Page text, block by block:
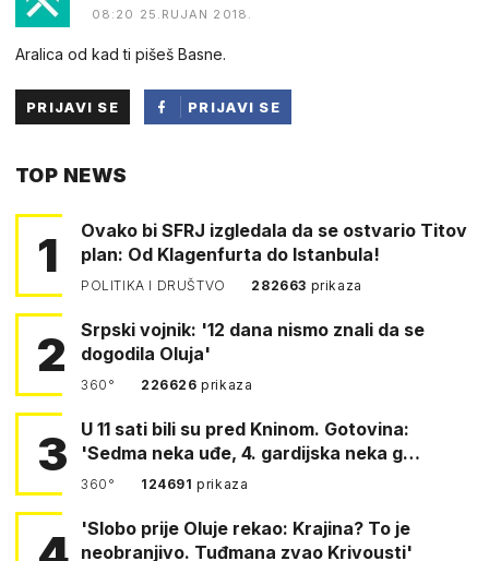
08:20 25.RUJAN 2018.
Aralica od kad ti pišeš Basne.
PRIJAVI SE
PRIJAVI SE
TOP NEWS
1
Ovako bi SFRJ izgledala da se ostvario Titov
plan: Od Klagenfurta do Istanbula!
POLITIKA I DRUŠTVO 282663 prikaza
2
Srpski vojnik: '12 dana nismo znali da se
dogodila Oluja'
360° 226626prikaza
3
U 11 sati bili su pred Kninom. Gotovina:
'Sedma neka uđe, 4. gardijska neka g…
360° 124691prikaza
'Slobo prije Oluje rekao: Krajina? To je
neobranjivo. Tuđmana zvao Krivousti'